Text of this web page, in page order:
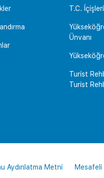
T.C.
Ünvanı
Turist
Turist
Aydınlatma Metni Mesafeli